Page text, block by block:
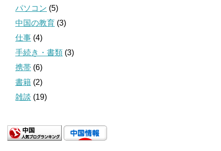
パソコン (5)
中国の教育 (3)
仕事 (4)
手続き・書類 (3)
携帯 (6)
書籍 (2)
雑談 (19)